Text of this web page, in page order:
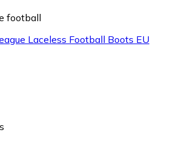
football
Laceless Football Boots EU